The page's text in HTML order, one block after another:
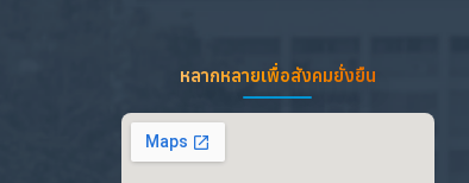
หลากหลายเพื่อสังคมยั่งยืน